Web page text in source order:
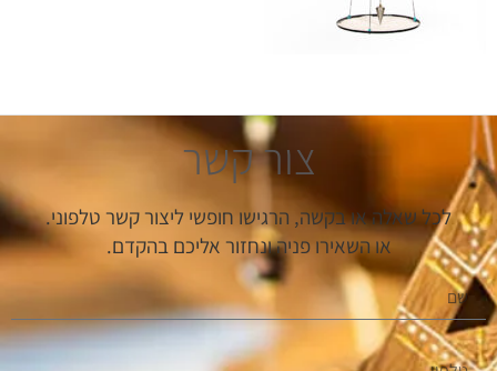
צור קשר
לכל שאלה או בקשה, הרגישו חופשי ליצור קשר טלפוני.
או השאירו פניה ונחזור אליכם בהקדם.